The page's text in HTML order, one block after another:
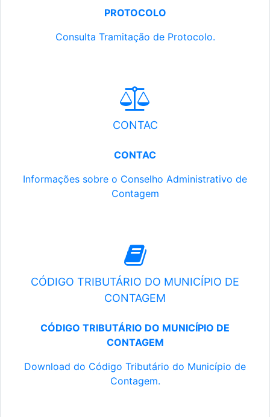
PROTOCOLO
Consulta Tramitação de Protocolo.
CONTAC
CONTAC
Informações sobre o Conselho Administrativo de
Contagem
CÓDIGO TRIBUTÁRIO DO MUNICÍPIO DE
CONTAGEM
CÓDIGO TRIBUTÁRIO DO MUNICÍPIO DE
CONTAGEM
Download do Código Tributário do Município de
Contagem.